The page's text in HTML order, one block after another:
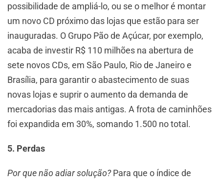
possibilidade de ampliá-lo, ou se o melhor é montar
um novo CD próximo das lojas que estão para ser
inauguradas. O Grupo Pão de Açúcar, por exemplo,
acaba de investir R$ 110 milhões na abertura de
sete novos CDs, em São Paulo, Rio de Janeiro e
Brasília, para garantir o abastecimento de suas
novas lojas e suprir o aumento da demanda de
mercadorias das mais antigas. A frota de caminhões
foi expandida em 30%, somando 1.500 no total.
5. Perdas
Por que não adiar solução?Para que o índice de